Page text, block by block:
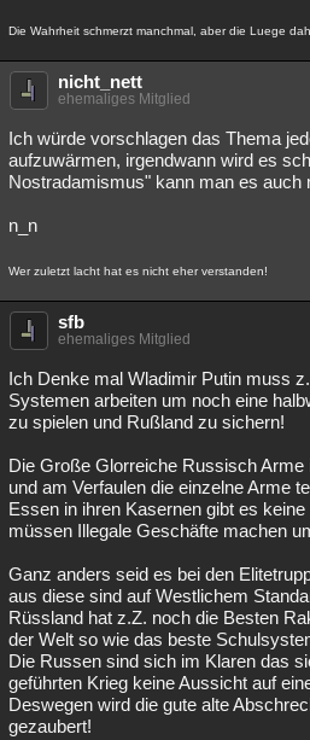
Die Wahrheit schmerzt manchmal, aber die Luege
nicht_nett
ehemaliges Mitglied
Ich würde vorschlagen das Thema
aufzuwärmen, irgendwann wird es
Nostradamismus" kann man es auch
n_n
Wer zuletzt lacht hat es nicht eher verstanden!
sfb
ehemaliges Mitglied
Ich Denke mal Wladimir Putin muss
Systemen arbeiten um noch eine
zu spielen und Rußland zu sichern!
Die Große Glorreiche Russisch
und am Verfaulen die einzelne Arme
Essen in ihren Kasernen gibt es
müssen Illegale Geschäfte machen
Ganz anders seid es bei den
aus diese sind auf Westlichem
Rüssland hat z.Z. noch die Besten
der Welt so wie das beste
Die Russen sind sich im Klaren das
geführten Krieg keine Aussicht auf
Deswegen wird die gute alte
gezaubert!